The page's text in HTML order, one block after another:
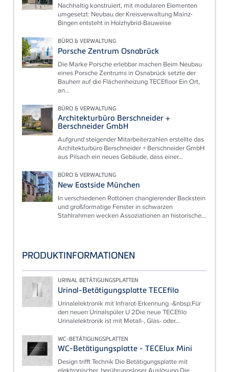
Nachhaltig konstruiert, mit modularen Elementen
umgesetzt: Neubau der Kreisverwaltung Mainz-
Bingen entsteht in Holzhybrid-Bauweise
BÜRO & VERWALTUNG
Porsche Zentrum Osnabrück
Die Marke Porsche erlebbar machen Beim Neubau
eines Porsche Zentrums in Osnabrück setzte der
Bauherr auf die Flächenheizung TECEfloor Ein Ort,
an...
BÜRO & VERWALTUNG
Architekturbüro Berschneider +
Berschneider GmbH
Aufgrund steigender Mitarbeiterzahlen erstellte das
Architekturbüro Berschneider + Berschneider GmbH
aus Pilsach ein neues Gebäude, dass einer...
BÜRO & VERWALTUNG
New Eastside München
In verschiedenen Rottönen changierender Backstein
und großformatige Fenster in schwarzen
Stahlrahmen wecken Assoziationen an historische...
PRODUKTINFORMATIONEN
URINAL BETÄTIGUNGSPLATTEN
Urinal-Betätigungsplatte TECEfilo
Urinalelektronik mit Infrarot-Erkennung -&nbsp;Für
den neuen Urinalspüler U 2Die neue TECEfilo
Urinalelektronik ist mit Metall-, Glas- oder...
WC-BETÄTIGUNGSPLATTEN
WC-Betätigungsplatte - TECElux Mini
Design trifft Technik Die Betätigungsplatte mit